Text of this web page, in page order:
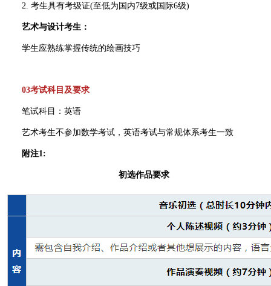
2. 考生具有考级证(至低为国内7级或国际6级)
艺术与设计考生：
学生应熟练掌握传统的绘画技巧
03考试科目及要求
笔试科目：英语
艺术考生不参加数学考试，英语考试与常规体系考生一致
附注1:
初选作品要求